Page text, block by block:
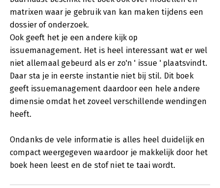
matrixen waar je gebruik van kan maken tijdens een
dossier of onderzoek.
Ook geeft het je een andere kijk op
issuemanagement. Het is heel interessant wat er wel
niet allemaal gebeurd als er zo'n ' issue ' plaatsvindt.
Daar sta je in eerste instantie niet bij stil. Dit boek
geeft issuemanagement daardoor een hele andere
dimensie omdat het zoveel verschillende wendingen
heeft.
Ondanks de vele informatie is alles heel duidelijk en
compact weergegeven waardoor je makkelijk door het
boek heen leest en de stof niet te taai wordt.